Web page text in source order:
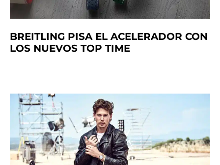
BREITLING PISA EL ACELERADOR CON
LOS NUEVOS TOP TIME